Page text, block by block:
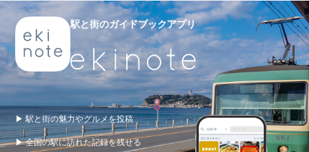
駅と街のガイドブックアプリ
▶ 駅と街の魅力やグルメを投稿
▶ 全国の駅に訪れた記録を残せる